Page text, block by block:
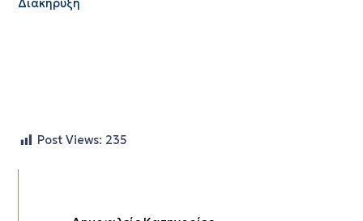
Διακήρυξη
Post Views: 235